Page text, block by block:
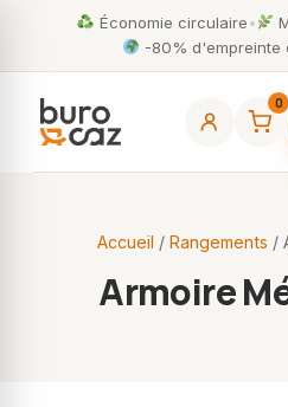
Économie circulaire•
-80% d'empreinte
0
Accueil / Rangements /
Armoire